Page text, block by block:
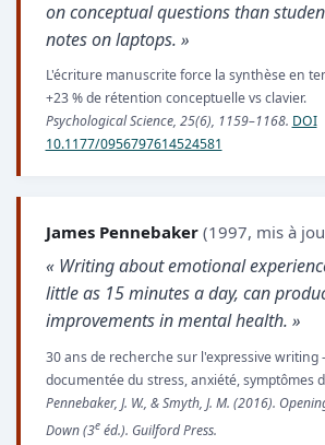
on conceptual questions than
notes on laptops. »
L'écriture manuscrite force la synthèse en
+23 % de rétention conceptuelle vs clavier.
Psychological Science, 25(6), 1159–1168. DOI
10.1177/0956797614524581
James Pennebaker (1997, mis à
« Writing about emotional
little as 15 minutes a day, can
improvements in mental health. »
30 ans de recherche sur l'expressive
documentée du stress, anxiété, symptômes
Pennebaker, J. W., & Smyth, J. M. (2016).
Down (3eéd.). Guilford Press.